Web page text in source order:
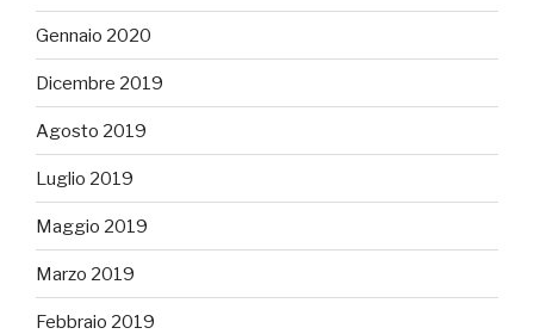
Gennaio 2020
Dicembre 2019
Agosto 2019
Luglio 2019
Maggio 2019
Marzo 2019
Febbraio 2019